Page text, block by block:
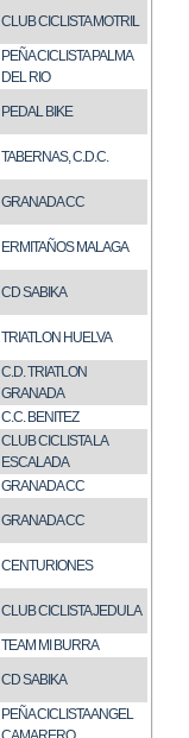
CLUB CICLISTA MOTRIL
PEÑA CICLISTA PALMA
DEL RIO
PEDAL BIKE
TABERNAS, C.D.C.
GRANADA CC
ERMITAÑOS MALAGA
CD SABIKA
TRIATLON HUELVA
C.D. TRIATLON
GRANADA
C.C. BENITEZ
CLUB CICLISTA LA
ESCALADA
GRANADA CC
GRANADA CC
CENTURIONES
CLUB CICLISTA JEDULA
TEAM MI BURRA
CD SABIKA
PEÑA CICLISTA ANGEL